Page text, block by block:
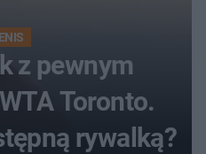
z pewnym
Toronto.
rywalką?